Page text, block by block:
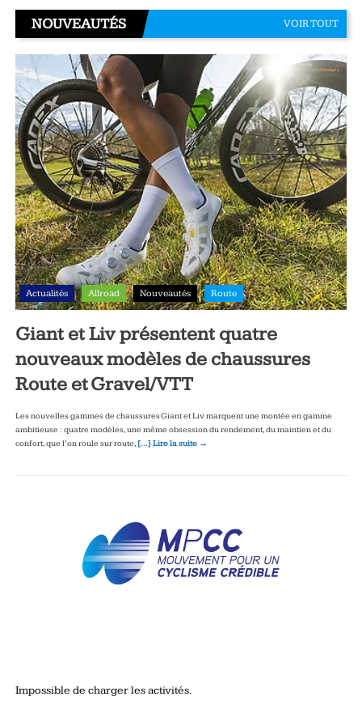
NOUVEAUTÉS VOIR TOUT
Actualités Allroad Nouveautés Route
Giant et Liv présentent quatre
nouveaux modèles de chaussures
Route et Gravel/VTT
Les nouvelles gammes de chaussures Giant et Liv marquent une montée en gamme
ambitieuse : quatre modèles, une même obsession du rendement, du maintien et du
confort, que l’on roule sur route, […] Lire la suite →
Impossible de charger les activités.